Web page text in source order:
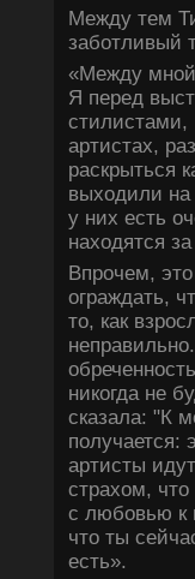
Между тем
заботливый
«Между мной
Я перед
стилистами,
артистах,
раскрыться
выходили на
у них есть
находятся
Впрочем,
ограждать,
то, как
никогда не
сказала: "К
получается:
артисты
страхом,
с любовью к
что ты
есть».